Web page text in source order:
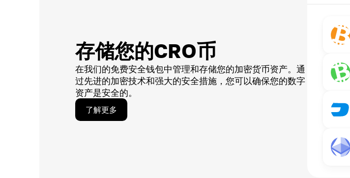
存储您的CRO币
在我们的免费安全钱包中管理和存储您的加密货币资产。通
过先进的加密技术和强大的安全措施，您可以确保您的数字
资产是安全的。
了解更多